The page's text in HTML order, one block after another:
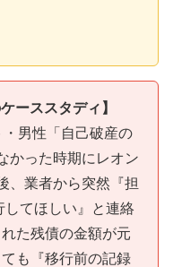
ーススタディ】
男性「自己破産の
かった時期にレオン
、業者から突然『担
してほしい』と連絡
た残債の金額が元
も『移行前の記録